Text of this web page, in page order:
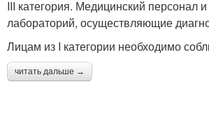
III категория. Медицинский персонал и
лабораторий, осуществляющие
Лицам из I категории необходимо
читать дальше →